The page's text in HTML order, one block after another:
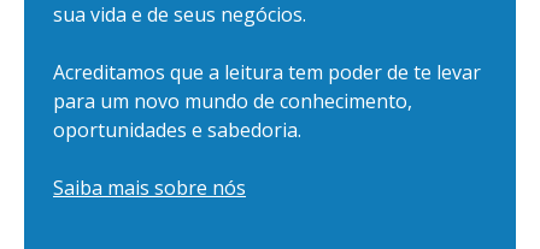
sua vida e de seus negócios.
Acreditamos que a leitura tem poder de te levar
para um novo mundo de conhecimento,
oportunidades e sabedoria.
Saiba mais sobre nós